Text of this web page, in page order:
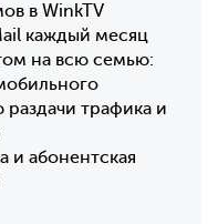
в WinkTV
каждый месяц
на всю семью:
трафика и
и абонентская